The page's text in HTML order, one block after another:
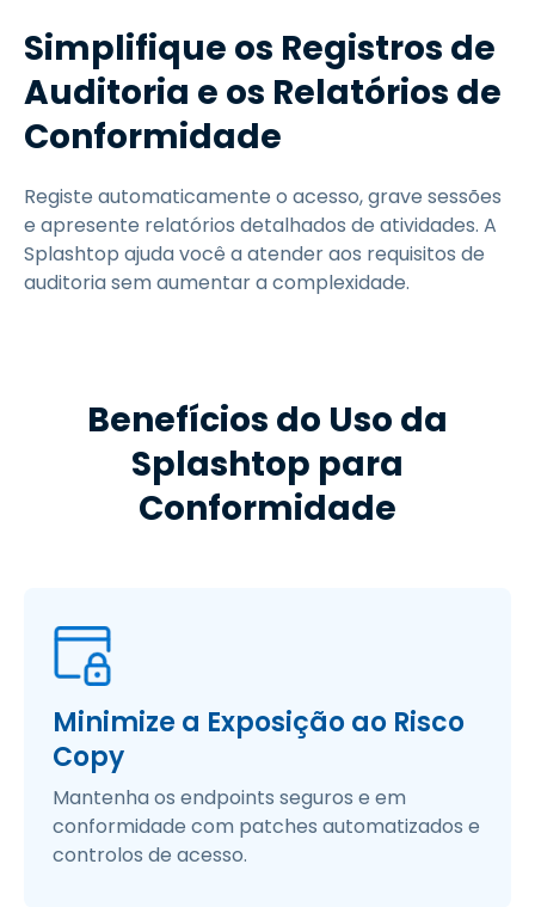
Simplifique os Registros de
Auditoria e os Relatórios de
Conformidade
Registe automaticamente o acesso, grave sessões
e apresente relatórios detalhados de atividades. A
Splashtop ajuda você a atender aos requisitos de
auditoria sem aumentar a complexidade.
Benefícios do Uso da
Splashtop para
Conformidade
Minimize a Exposição ao Risco
Copy
Mantenha os endpoints seguros e em
conformidade com patches automatizados e
controlos de acesso.